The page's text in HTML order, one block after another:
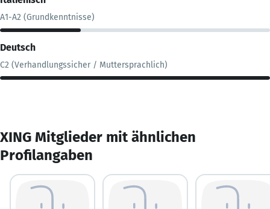
A1-A2 (Grundkenntnisse)
Deutsch
C2 (Verhandlungssicher / Muttersprachlich)
XING Mitglieder mit ähnlichen
Profilangaben